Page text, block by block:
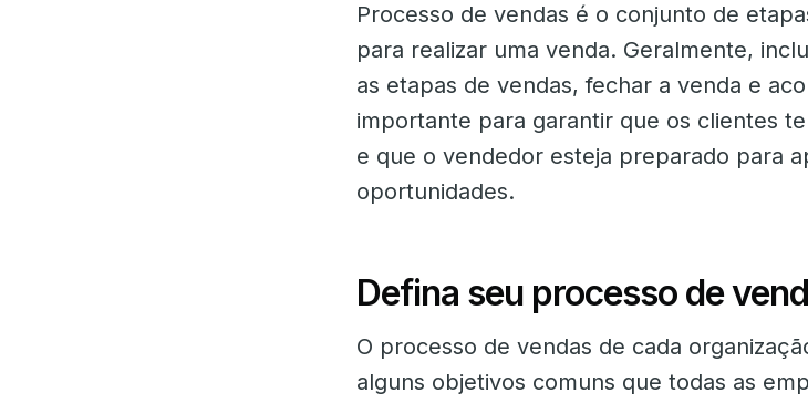
Processo de vendas é o conjunto de
para realizar uma venda. Geralmente,
as etapas de vendas, fechar a venda e
importante para garantir que os clientes
e que o vendedor esteja preparado para
oportunidades.
Defina seu processo de
O processo de vendas de cada
alguns objetivos comuns que todas as